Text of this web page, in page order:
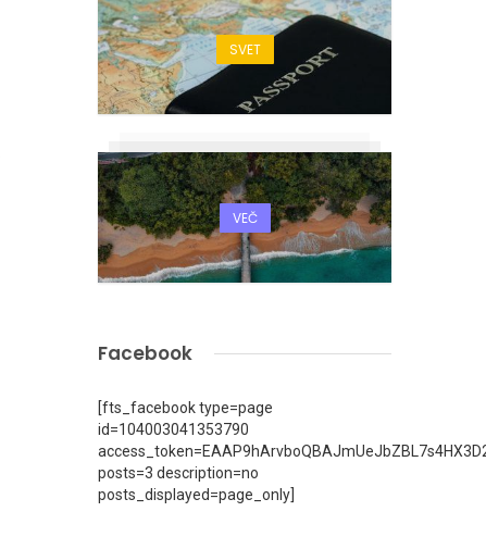
SVET
VEČ
Facebook
[fts_facebook type=page
id=104003041353790
posts=3 description=no
posts_displayed=page_only]